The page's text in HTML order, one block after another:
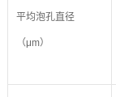
平均泡孔直径
（μm）